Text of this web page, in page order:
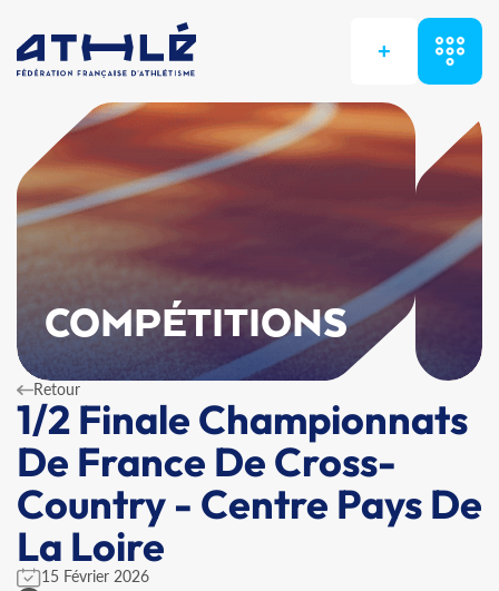
+
COMPÉTITIONS
Retour
1/2 Finale Championnats
De France De Cross-
Country - Centre Pays De
La Loire
15 Février 2026